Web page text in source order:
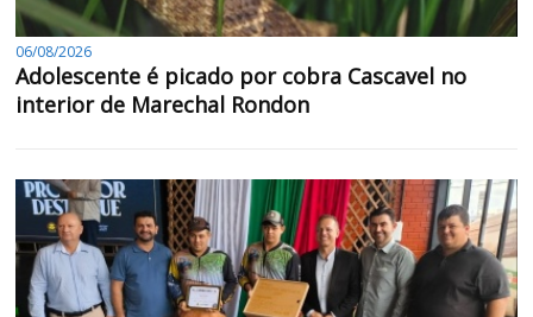
06/08/2026
Adolescente é picado por cobra Cascavel no
interior de Marechal Rondon